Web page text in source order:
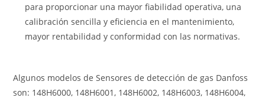
para proporcionar una mayor fiabilidad operativa, una
calibración sencilla y eficiencia en el mantenimiento,
mayor rentabilidad y conformidad con las normativas.
Algunos modelos de Sensores de detección de gas Danfoss
son: 148H6000, 148H6001, 148H6002, 148H6003, 148H6004,